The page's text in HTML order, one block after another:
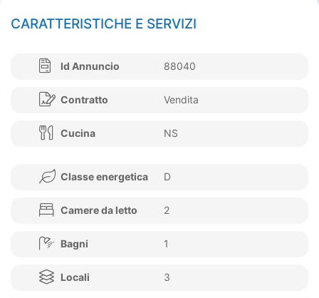
CARATTERISTICHE E SERVIZI
Id Annuncio 88040
Contratto Vendita
Cucina NS
Classe energetica D
Camere da letto 2
Bagni 1
Locali 3